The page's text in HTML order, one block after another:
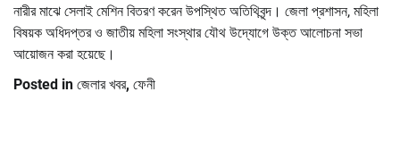
নারীর মাঝে সেলাই মেশিন বিতরণ করেন উপস্থিত অতিথিবৃন্দ। জেলা প্রশাসন, মহিলা
বিষয়ক অধিদপ্তর ও জাতীয় মহিলা সংস্থার যৌথ উদ্যোগে উক্ত আলোচনা সভা
আয়োজন করা হয়েছে।
Posted in জেলার খবর, ফেনী